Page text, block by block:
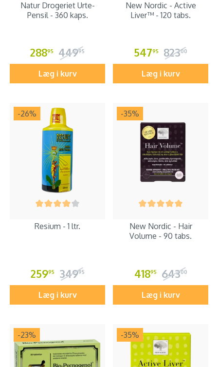
Natur Drogeriet Urte-
Pensil - 360 kaps.
28895 44995
Læg i kurv
New Nordic - Active
Liver™ - 120 tabs.
54795 82300
Læg i kurv
-26%
Resium - 1 ltr.
25995 34995
Læg i kurv
-35%
New Nordic - Hair
Volume - 90 tabs.
41895 64300
Læg i kurv
-23% -35%